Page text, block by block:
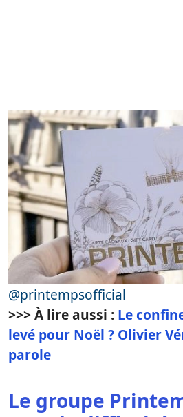
@printempsofficial
>>> À lire aussi : Le
levé pour Noël ? Olivier
parole
Le groupe